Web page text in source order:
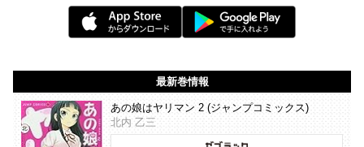
最新巻情報
あの娘はヤリマン 2 (ジャンプコミックス)
北内 乙三